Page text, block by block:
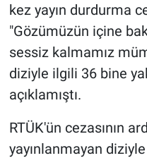
kez yayın durdurma
"Gözümüzün içine
sessiz kalmamız
diziyle ilgili 36 bine
açıklamıştı.
RTÜK'ün cezasının
yayınlanmayan